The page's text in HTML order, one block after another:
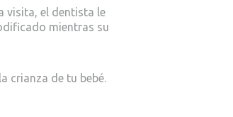
visita, el dentista le
mientras su
crianza de tu bebé.